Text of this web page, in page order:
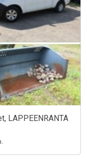
LAPPEENRANTA